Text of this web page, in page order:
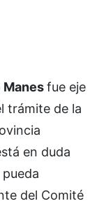
fue eje
trámite de la
en duda
del Comité